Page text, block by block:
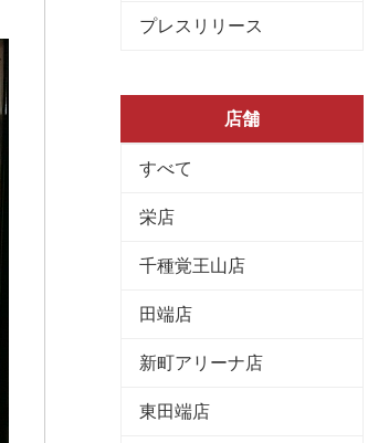
プレスリリース
店舗
すべて
栄店
千種覚王山店
田端店
新町アリーナ店
東田端店